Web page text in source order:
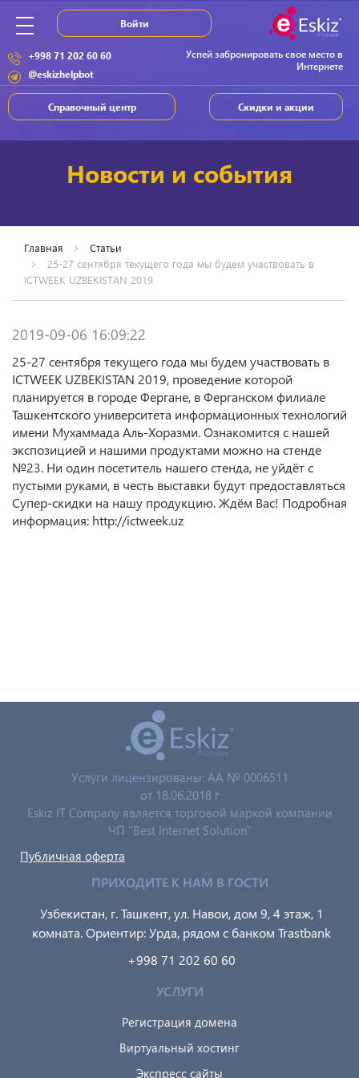
Успей забронировать свое место в
Интернете
+998 71 202 60 60
@eskizhelpbot
Скидки и акции
Справочный центр
Войти
Новости и события
Главная
Статьи
25-27 сентября текущего года мы будем участвовать в
ICTWEEK UZBEKISTAN 2019
2019-09-06 16:09:22
25-27 сентября текущего года мы будем участвовать в
ICTWEEK UZBEKISTAN 2019, проведение которой
планируется в городе Фергане, в Ферганском филиале
Ташкентского университета информационных технологий
имени Мухаммада Аль-Хоразми. Ознакомится с нашей
экспозицией и нашими продуктами можно на стенде
№23. Ни один посетитель нашего стенда, не уйдёт с
пустыми руками, в честь выставки будут предоставляться
Супер-скидки на нашу продукцию. Ждём Вас! Подробная
информация: http://ictweek.uz
Услуги лицензированы: AA № 0006511
от 18.06.2018 г
Eskiz IT Company является торговой маркой компании
ЧП "Best Internet Solution"
Публичная оферта
ПРИХОДИТЕ К НАМ В ГОСТИ
Узбекистан, г. Ташкент, ул. Навои, дом 9, 4 этаж, 1
комната. Ориентир: Урда, рядом с банком Trastbank
+998 71 202 60 60
УСЛУГИ
Регистрация домена
Виртуальный хостинг
Экспресс сайты